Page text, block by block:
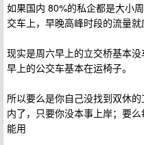
如果国内 80%的私企都是大小
交车上，早晚高峰时段的流量就
现实是周六早上的立交桥基本
早上的公交车基本在运椅子。
所以要么是你自己没找到双休
内了，只要你没本事上岸；要
能用